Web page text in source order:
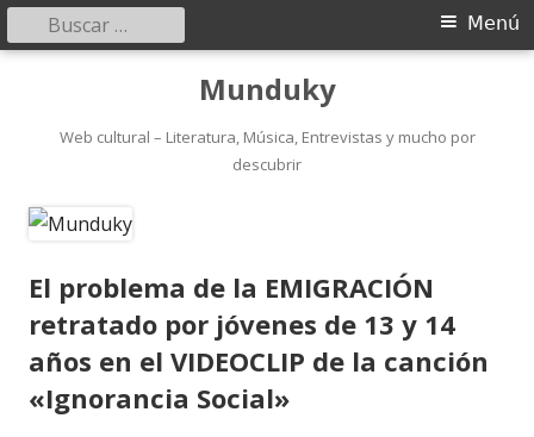
contenido
Munduky
Web cultural – Literatura, Música, Entrevistas y mucho por
descubrir
Menú
Menú
Buscar:
El problema de la EMIGRACIÓN
retratado por jóvenes de 13 y 14
años en el VIDEOCLIP de la canción
«Ignorancia Social»